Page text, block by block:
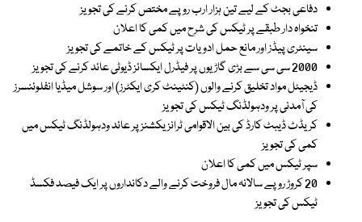
دفاعی بجٹ کے لیے تین ہزار ارب روپے مختص کرنے کی تجویز
تنخواہ دار طبقے پر ٹیکس کی شرح میں کمی کا اعلان
سینٹری پیڈز اور مانع حمل ادویات پر ٹیکس کے خاتمے کی تجویز
2000 سی سی سے بڑی گاڑیوں پر فیڈرل ایکسائز ڈیوٹی عائد کرنے کی تجویز
ڈیجیٹل مواد تخلیق کرنے والوں (کنٹینٹ کری ایکٹرز) اور سوشل میڈیا انفلوئنسرز
کی آمدنی پر ودہولڈنگ ٹیکس کی تجویز
کریڈٹ ڈیبٹ کارڈ کی بین الاقوامی ٹرانزیکشنز پر عائد ودہولڈنگ ٹیکس میں
کمی کی تجویز
سپر ٹیکس میں کمی کا اعلان
20 کروڑ روپے سالانہ مال فروخت کرنے والے دکانداروں پر ایک فیصد فکسڈ
ٹیکس کی تجویز